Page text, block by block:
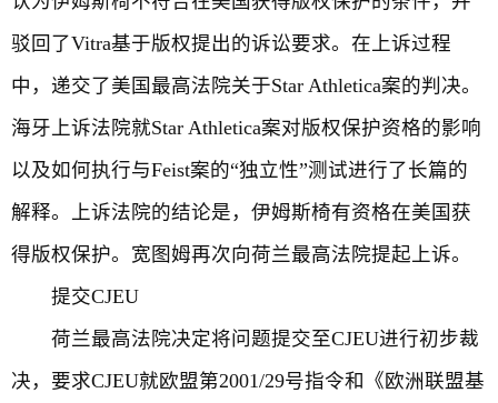
驳回了Vitra基于版权提出的诉讼要求。在上诉过程
中，递交了美国最高法院关于Star Athletica案的判决。
海牙上诉法院就Star Athletica案对版权保护资格的影响
以及如何执行与Feist案的“独立性”测试进行了长篇的
解释。上诉法院的结论是，伊姆斯椅有资格在美国获
得版权保护。宽图姆再次向荷兰最高法院提起上诉。
提交CJEU
荷兰最高法院决定将问题提交至CJEU进行初步裁
决，要求CJEU就欧盟第2001/29号指令和《欧洲联盟基